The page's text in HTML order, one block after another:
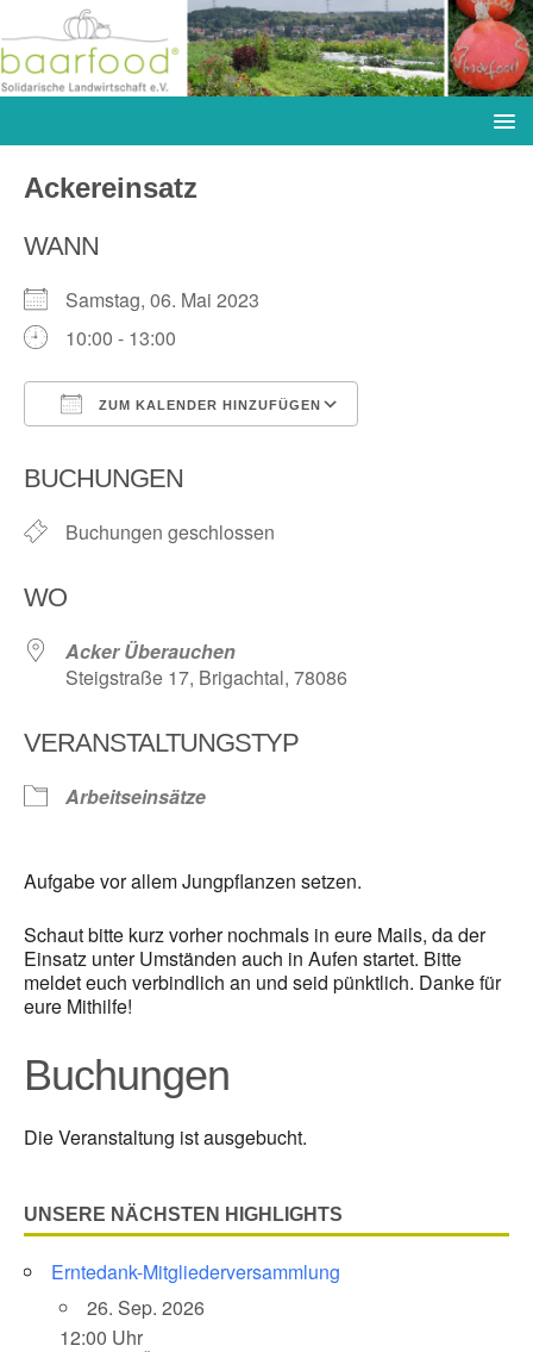
Ackereinsatz
WANN
Samstag, 06. Mai 2023
10:00 - 13:00
ZUM KALENDER HINZUFÜGEN
BUCHUNGEN
Buchungen geschlossen
WO
Acker Überauchen
Steigstraße 17, Brigachtal, 78086
VERANSTALTUNGSTYP
Arbeitseinsätze
Aufgabe vor allem Jungpflanzen setzen.
Schaut bitte kurz vorher nochmals in eure Mails, da der
Einsatz unter Umständen auch in Aufen startet. Bitte
meldet euch verbindlich an und seid pünktlich. Danke für
eure Mithilfe!
Buchungen
Die Veranstaltung ist ausgebucht.
UNSERE NÄCHSTEN HIGHLIGHTS
Erntedank-Mitgliederversammlung
26. Sep. 2026
12:00 Uhr